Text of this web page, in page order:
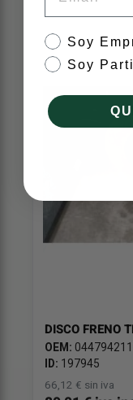
DISCO FRENO
OEM:
ID: 197945
66,12 € sin iva
tipo de
Soy
Soy